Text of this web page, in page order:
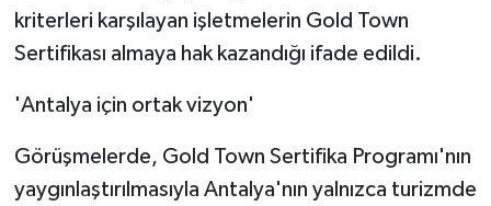
kriterleri karşılayan işletmelerin Gold Town
Sertifikası almaya hak kazandığı ifade edildi.
'Antalya için ortak vizyon'
Görüşmelerde, Gold Town Sertifika Programı'nın
yaygınlaştırılmasıyla Antalya'nın yalnızca turizmde